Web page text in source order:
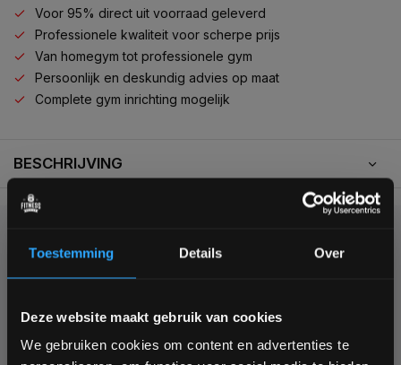
Toestemming Details Over
Deze website maakt gebruik van cookies
We gebruiken cookies om content en advertenties te
Voor 95% direct uit voorraad geleverd
Professionele kwaliteit voor scherpe prijs
Van homegym tot professionele gym
Persoonlijk en deskundig advies op maat
Complete gym inrichting mogelijk
BESCHRIJVING
KUNNEN WE HELPEN?
Bam! 5% korting op je volgende
bestelling